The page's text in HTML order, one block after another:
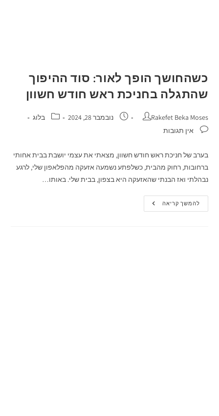
כשהחושך הופך לאור: סוד ההיפוך
שהתגלה בחניכת ראש חודש חשוון
Rakefet Beka Moses נובמבר 28, 2024
בלוג
אין תגובות
בערב של חניכת ראש חודש חשוון, מצאתי את עצמי יושבת בבית אחותי
ברחובות, רחוק מהבית, כשלפתע נשמעה אזעקה מהפלאפון שלי, לרגע
נבהלתי ואז הבנתי שהאזעקה היא בצפון, בבית שלי. באותו…
להמשך קריאה